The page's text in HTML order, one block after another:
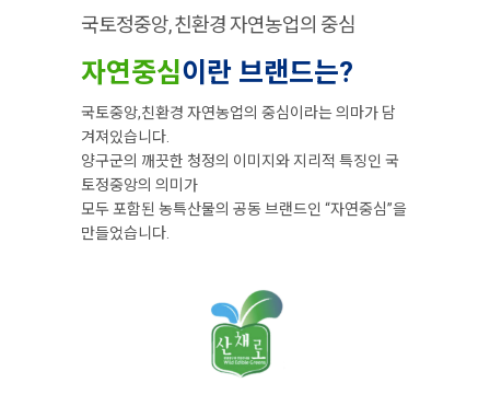
국토정중앙, 친환경 자연농업의 중심
자연중심이란 브랜드는?
국토중앙,친환경 자연농업의 중심이라는 의마가 담
겨져있습니다.
양구군의 깨끗한 청정의 이미지와 지리적 특징인 국
토정중앙의 의미가
모두 포함된 농특산물의 공동 브랜드인 “자연중심”을
만들었습니다.